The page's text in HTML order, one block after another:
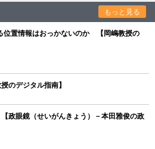
もっと見る
位置情報はおっかないのか 【岡嶋教授の
のデジタル指南】
政眼鏡（せいがんきょう）－本田雅俊の政